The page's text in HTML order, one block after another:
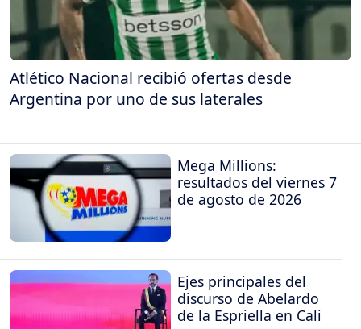
Atlético Nacional recibió ofertas desde
Argentina por uno de sus laterales
Mega Millions:
resultados del viernes 7
de agosto de 2026
Ejes principales del
discurso de Abelardo
de la Espriella en Cali